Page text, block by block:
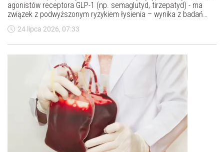
agonistów receptora GLP-1 (np. semaglutyd, tirzepatyd) - ma
związek z podwyższonym ryzykiem łysienia – wynika z badań
prowadzonych w grupie dorosłych pacjentów. Pracę na ten
temat publikuje pismo „BMJ”.
24 lipca 2026, 07:33